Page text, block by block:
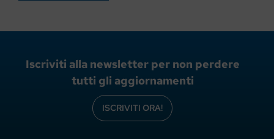
Iscriviti alla newsletter per non perdere
tutti gli aggiornamenti
ISCRIVITI ORA!